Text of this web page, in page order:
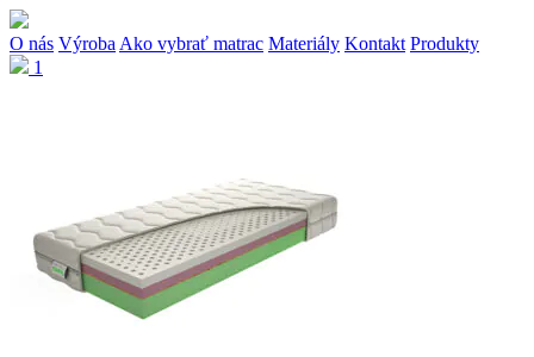
O nás Výroba Ako vybrať matrac Materiály Kontakt Produkty
1